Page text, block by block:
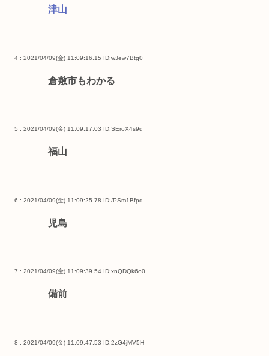
津山
4 : 2021/04/09(金) 11:09:16.15 ID:wJew7Btg0
倉敷市もわかる
5 : 2021/04/09(金) 11:09:17.03 ID:SEroX4s9d
福山
6 : 2021/04/09(金) 11:09:25.78 ID:/PSm1Bfpd
児島
7 : 2021/04/09(金) 11:09:39.54 ID:xnQDQk6o0
備前
8 : 2021/04/09(金) 11:09:47.53 ID:2zG4jMV5H